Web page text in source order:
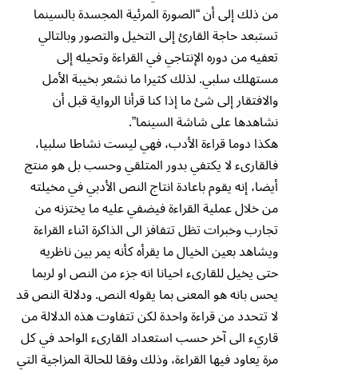
من ذلك إلى أن “الصورة المرئية المجسدة بالسينما
تستبعد حاجة القارئ إلى التخيل والتصور وبالتالي
تعفيه من دوره الإنتاجي في القراءة وتحيله إلى
مستهلك سلبي. لذلك كثيرا ما نشعر بخيبة الأمل
والافتقار إلى شئ ما إذا كنا قرأنا الرواية قبل أن
نشاهدها على شاشة السينما”.
هكذا دوما قراءة الأدب، فهي ليست نشاطا سلبيا،
فالقارىء لا يكتفي بدور المتلقي وحسب بل هو منتج
أيضا، إنه يقوم باعادة انتاج النص الأدبي في مخيلته
من خلال عملية القراءة فيضفي عليه ما يختزنه من
تجارب وخبرات تظل تتفافز الى الذاكرة اثناء القراءة
ويشاهد بعين الخيال ما يقرأه كأنه يمر بين ناظريه
حتى يخيل للقارىء احيانا انه جزء من النص او لربما
يحس بانه هو المعنى بما يقوله النص. ودلالة النص قد
لا تتحدد من قراءة واحدة لكن تتفاوت هذه الدلالة من
قاريء الى آخر حسب استعداد القارىء الواحد في كل
مرة يعاود فيها القراءة، وذلك وفقا للحالة المزاجية التي